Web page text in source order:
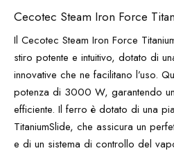
Cecotec Steam Iron Force
Il Cecotec Steam Iron Force
stiro potente e intuitivo, dotato di
innovative che ne facilitano l’uso.
potenza di 3000 W, garantendo
efficiente. Il ferro è dotato di una
TitaniumSlide, che assicura un
e di un sistema di controllo del